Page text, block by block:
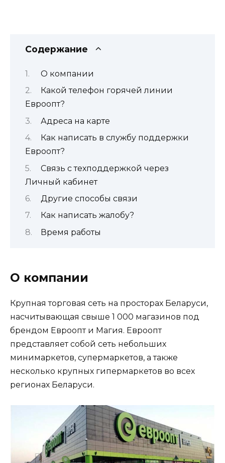
Содержание
О компании
Какой телефон горячей линии
Евроопт?
Адреса на карте
Как написать в службу поддержки
Евроопт?
Связь с техподдержкой через
Личный кабинет
Другие способы связи
Как написать жалобу?
Время работы
О компании
Крупная торговая сеть на просторах Беларуси,
насчитывающая свыше 1 000 магазинов под
брендом Евроопт и Магия. Евроопт
представляет собой сеть небольших
минимаркетов, супермаркетов, а также
несколько крупных гипермаркетов во всех
регионах Беларуси.